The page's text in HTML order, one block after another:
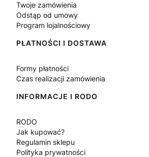
Twoje zamówienia
Odstąp od umowy
Program lojalnościowy
PŁATNOŚCI I DOSTAWA
Formy płatności
Czas realizacji zamówienia
INFORMACJE I RODO
RODO
Jak kupować?
Regulamin sklepu
Polityka prywatności